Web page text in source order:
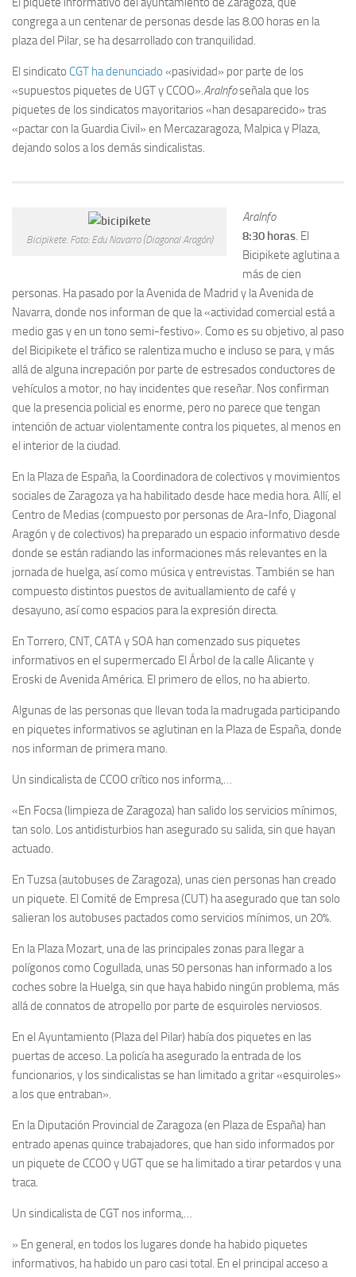
congrega a un centenar de personas desde las 8.00 horas en la
plaza del Pilar, se ha desarrollado con tranquilidad.
El sindicato CGT ha denunciado «pasividad» por parte de los
«supuestos piquetes de UGT y CCOO».AraInfoseñala que los
piquetes de los sindicatos mayoritarios «han desaparecido» tras
«pactar con la Guardia Civil» en Mercazaragoza, Malpica y Plaza,
dejando solos a los demás sindicalistas.
Bicipikete. Foto: Edu Navarro (Diagonal Aragón)
AraInfo
8:30 horas. El
Bicipikete aglutina a
más de cien
personas. Ha pasado por la Avenida de Madrid y la Avenida de
Navarra, donde nos informan de que la «actividad comercial está a
medio gas y en un tono semi-festivo». Como es su objetivo, al paso
del Bicipikete el tráfico se ralentiza mucho e incluso se para, y más
allá de alguna increpación por parte de estresados conductores de
vehículos a motor, no hay incidentes que reseñar. Nos confirman
que la presencia policial es enorme, pero no parece que tengan
intención de actuar violentamente contra los piquetes, al menos en
el interior de la ciudad.
En la Plaza de España, la Coordinadora de colectivos y movimientos
sociales de Zaragoza ya ha habilitado desde hace media hora. Allí, el
Centro de Medias (compuesto por personas de Ara-Info, Diagonal
Aragón y de colectivos) ha preparado un espacio informativo desde
donde se están radiando las informaciones más relevantes en la
jornada de huelga, así como música y entrevistas. También se han
compuesto distintos puestos de avituallamiento de café y
desayuno, así como espacios para la expresión directa.
En Torrero, CNT, CATA y SOA han comenzado sus piquetes
informativos en el supermercado El Árbol de la calle Alicante y
Eroski de Avenida América. El primero de ellos, no ha abierto.
Algunas de las personas que llevan toda la madrugada participando
en piquetes informativos se aglutinan en la Plaza de España, donde
nos informan de primera mano.
Un sindicalista de CCOO crítico nos informa,…
«En Focsa (limpieza de Zaragoza) han salido los servicios mínimos,
tan solo. Los antidisturbios han asegurado su salida, sin que hayan
actuado.
En Tuzsa (autobuses de Zaragoza), unas cien personas han creado
un piquete. El Comité de Empresa (CUT) ha asegurado que tan solo
salieran los autobuses pactados como servicios mínimos, un 20%.
En la Plaza Mozart, una de las principales zonas para llegar a
polígonos como Cogullada, unas 50 personas han informado a los
coches sobre la Huelga, sin que haya habido ningún problema, más
allá de connatos de atropello por parte de esquiroles nerviosos.
En el Ayuntamiento (Plaza del Pilar) había dos piquetes en las
puertas de acceso. La policía ha asegurado la entrada de los
funcionarios, y los sindicalistas se han limitado a gritar «esquiroles»
a los que entraban».
En la Diputación Provincial de Zaragoza (en Plaza de España) han
entrado apenas quince trabajadores, que han sido informados por
un piquete de CCOO y UGT que se ha limitado a tirar petardos y una
traca.
Un sindicalista de CGT nos informa,…
» En general, en todos los lugares donde ha habido piquetes
informativos, ha habido un paro casi total. En el principal acceso a